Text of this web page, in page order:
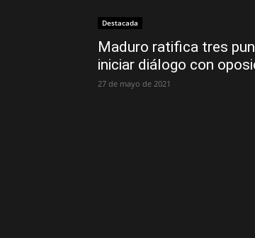
Destacada
Maduro ratifica tres
iniciar diálogo con
27 de mayo de 2021